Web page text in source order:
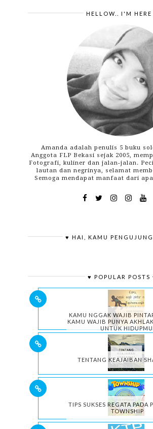
HELLOW.. I'M HERE
Amanda adalah penulis 5 buku
Anggota FLP Bekasi sejak 2005,
Fotografi, kuliner dan jalan-jalan.
lautan dan negrinya, selamat
Semoga mendapat manfaat dari
♥ HAI, KAMU
♥ POPULAR POSTS
KAMU NGGAK WAJIB
KAMU WAJIB PUNYA
UNTUK
TENTANG KEAJAIBAN
TIPS SUKSES REGATA PADA
TOWNSHIP